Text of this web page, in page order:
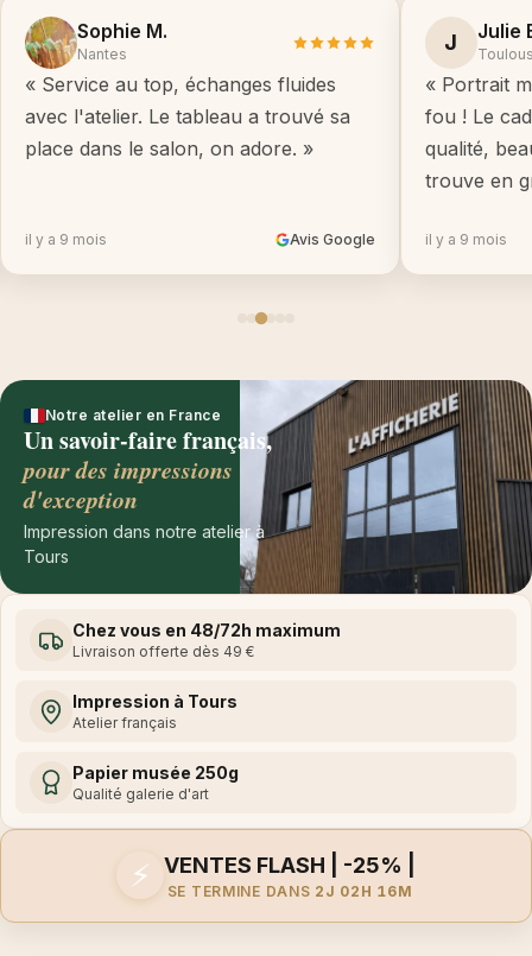
Sophie M.
Nantes
« Service au top, échanges fluides
avec l'atelier. Le tableau a trouvé sa
place dans le salon, on adore. »
il y a 9 mois Avis Google
J Julie
« Portrait
fou ! Le
qualité,
trouve en
il y a 9 mois
Notre atelier en France
Un savoir-faire français,
pour des impressions
d'exception
Impression dans notre atelier à
Tours
Chez vous en 48/72h maximum
Livraison offerte dès 49 €
Impression à Tours
Atelier français
Papier musée 250g
Qualité galerie d'art
⚡ VENTES FLASH | -25% |
SE TERMINE DANS 2J 02H 16M